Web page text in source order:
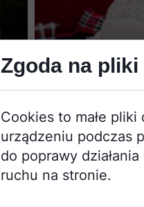
Zgoda na
Cookies to małe
urządzeniu podczas
do poprawy
ruchu na stronie.